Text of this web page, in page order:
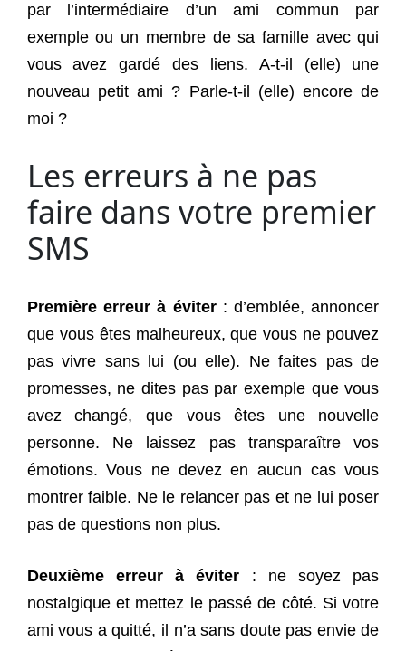
par l’intermédiaire d’un ami commun par
exemple ou un membre de sa famille avec qui
vous avez gardé des liens. A-t-il (elle) une
nouveau petit ami ? Parle-t-il (elle) encore de
moi ?
Les erreurs à ne pas
faire dans votre premier
SMS
Première erreur à éviter: d’emblée, annoncer
que vous êtes malheureux, que vous ne pouvez
pas vivre sans lui (ou elle). Ne faites pas de
promesses, ne dites pas par exemple que vous
avez changé, que vous êtes une nouvelle
personne. Ne laissez pas transparaître vos
émotions. Vous ne devez en aucun cas vous
montrer faible. Ne le relancer pas et ne lui poser
pas de questions non plus.
Deuxième erreur à éviter : ne soyez pas
nostalgique et mettez le passé de côté. Si votre
ami vous a quitté, il n’a sans doute pas envie de